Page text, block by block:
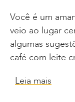
Você é um
veio ao lugar
algumas
café com leite
Leia mais